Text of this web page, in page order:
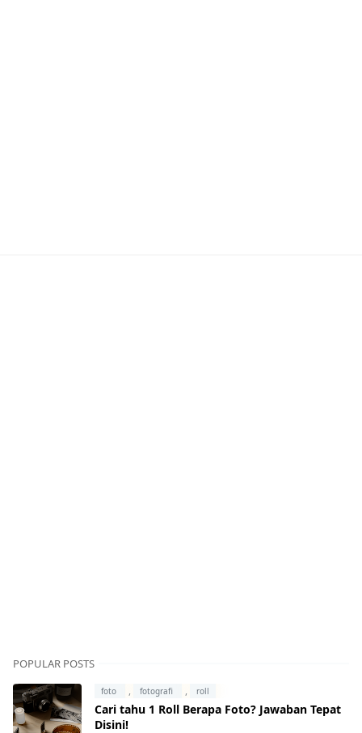
POPULAR POSTS
foto , fotografi , roll
Cari tahu 1 Roll Berapa Foto? Jawaban Tepat
Disini!